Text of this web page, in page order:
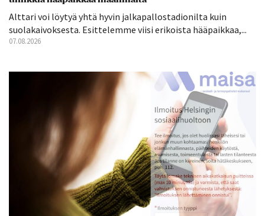
Alttari voi löytyä yhtä hyvin jalkapallostadionilta kuin
suolakaivoksesta. Esittelemme viisi erikoista hääpaikkaa,...
07.08.2026